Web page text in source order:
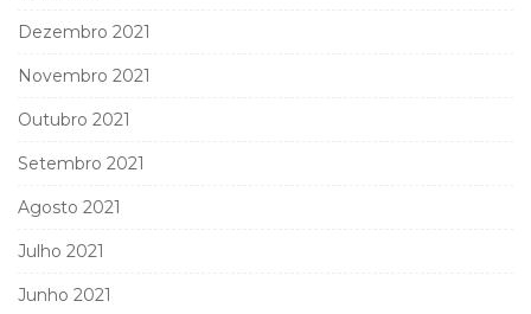
Dezembro 2021
Novembro 2021
Outubro 2021
Setembro 2021
Agosto 2021
Julho 2021
Junho 2021